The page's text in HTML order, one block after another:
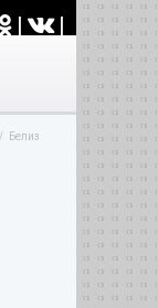
| |
Белиз